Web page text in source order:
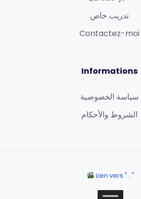
تدريب خاص
Contactez-moi
Informations
سياسة الخصوصية
الشروط والأحكام
Lien vers "..."